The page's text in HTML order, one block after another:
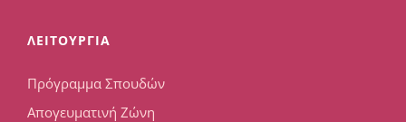
ΛΕΙΤΟΥΡΓΙΑ
Πρόγραμμα Σπουδών
Απογευματινή Ζώνη